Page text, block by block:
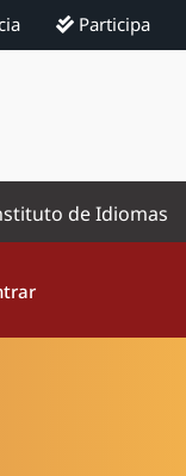
Participa
de Idiomas